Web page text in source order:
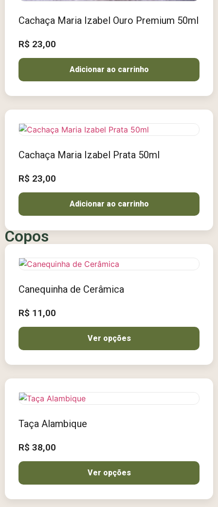
Cachaça Maria Izabel Ouro Premium 50ml
R$ 23,00
Adicionar ao carrinho
Cachaça Maria Izabel Prata 50ml
R$ 23,00
Adicionar ao carrinho
Copos
Canequinha de Cerâmica
R$ 11,00
Ver opções
Taça Alambique
R$ 38,00
Ver opções